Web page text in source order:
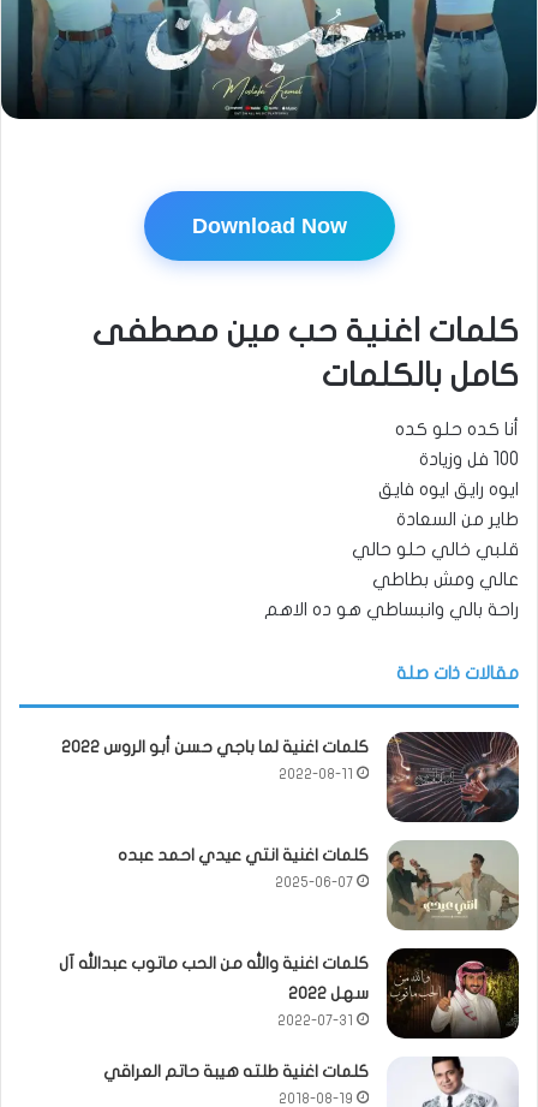
Download Now
كلمات اغنية حب مين مصطفى
كامل بالكلمات
أنا كده حلو كده
100 فل وزيادة
ايوه رايق ايوه فايق
طاير من السعادة
قلبي خالي حلو حالي
عالي ومش بطاطي
راحة بالي وانبساطي هو ده الاهم
مقالات ذات صلة
كلمات اغنية لما باجي حسن أبو الروس 2022
2022-08-11
كلمات اغنية انتي عيدي احمد عبده
2025-06-07
كلمات اغنية والله من الحب ماتوب عبدالله آل
سهل 2022
2022-07-31
كلمات اغنية طلته هيبة حاتم العراقي
2018-08-19